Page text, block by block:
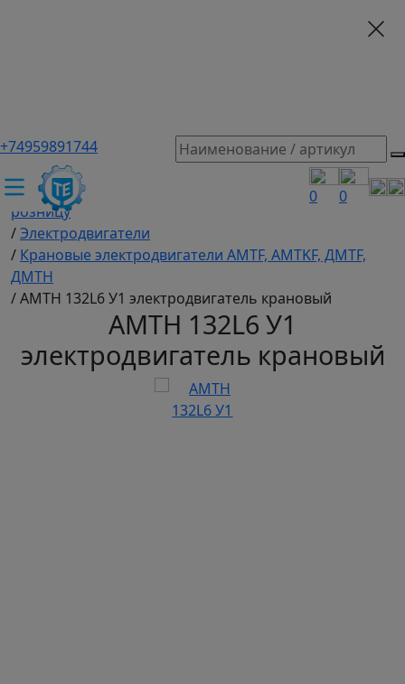
+74959891744
0 0
ТЕХЭКСПЕРТ российский производитель частотные
преобразователи, насосы, и вентиляция
/Промышленное оборудование купить оптом и в
розницу
/Электродвигатели
/ Крановые электродвигатели AMTF, AMTKF, ДMTF,
ДМТН
/AMTH 132L6 У1 электродвигатель крановый
AMTH 132L6 У1
электродвигатель крановый